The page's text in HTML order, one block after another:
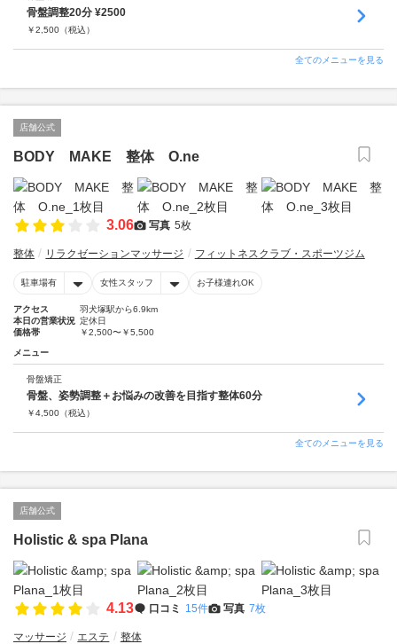
骨盤調整20分 ¥2500
￥2,500 （税込）
全てのメニューを見る
店舗公式
BODY MAKE 整体 O.ne
3.06 写真 5枚
整体 リラクゼーションマッサージ フィットネスクラブ・スポーツジム
駐車場有 女性スタッフ お子様連れOK
アクセス
羽犬塚駅から6.9km
本日の営業状況 定休日
価格帯
￥2,500〜￥5,500
メニュー
骨盤矯正
骨盤、姿勢調整＋お悩みの改善を目指す整体60分
￥4,500 （税込）
全てのメニューを見る
店舗公式
Holistic & spa Plana
4.13 口コミ 15件 写真 7枚
マッサージ エステ 整体